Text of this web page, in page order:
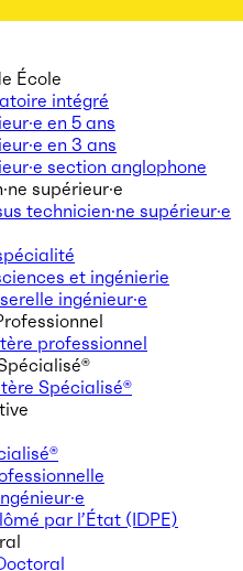
École
intégré
en 5 ans
en 3 ans
section anglophone
supérieur·e
technicien·ne supérieur·e
et ingénierie
ingénieur·e
professionnel
Spécialisé®
par l’État (IDPE)